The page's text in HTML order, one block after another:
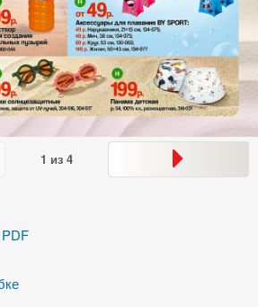
1 из 4